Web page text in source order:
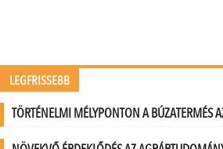
LEGFRISSEBB
TÖRTÉNELMI MÉLYPONTON A BÚZATERMÉS